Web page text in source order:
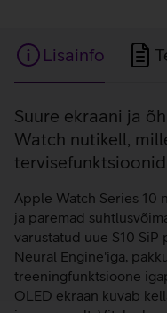
Lisainfo
Lisainfo
Suure ekraani ja
Watch nutikell,
Apple Watch Series 10
ja paremad
varustatud uue S10 SiP
Neural Engine'iga,
treeningfunktsioone
OLED ekraan kuvab